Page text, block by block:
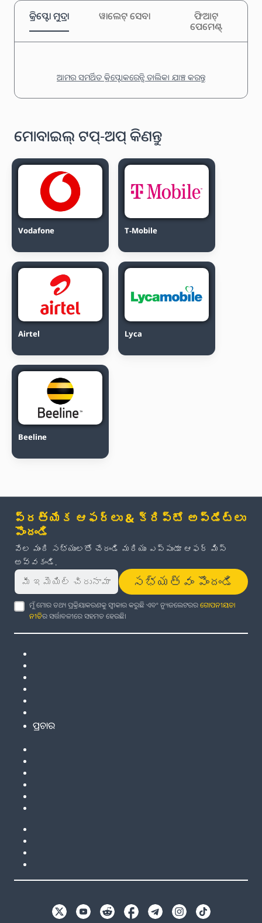
କ୍ରିପ୍ଟୋ ମୁଦ୍ରା ୱାଲେଟ୍ ସେବା
ଫିଆଟ୍
ପେମେଣ୍ଟ୍
ଆମର ସମର୍ଥିତ କ୍ରିପ୍ଟୋକରେନ୍ସି ତାଲିକା ଯାଞ୍ଚ କରନ୍ତୁ
ମୋବାଇଲ୍ ଟପ୍-ଅପ୍ କିଣନ୍ତୁ
Vodafone T-Mobile
Airtel Lyca
Beeline
ప్రత్యేక ఆఫర్లు & క్రిప్టో అప్‌డేట్‌లు
పొందండి
వేల మంది సభ్యులతో చేరండి మరియు ఎప్పుడూ ఆఫర్ మిస్
అవ్వకండి.
సభ్యత్వం పొందండి
ମୁଁ ମୋର ତଥ୍ୟ ପ୍ରକ୍ରିୟାକରଣକୁ ସ୍ୱୀକାର କରୁଛି ଏବଂ ନ୍ୟୁଜଲେଟରରଗୋପନୀୟତା
ନୀତିର ସର୍ତ୍ତାବଳୀରେ ସହମତ ହେଉଛି।
ପ୍ରଚାର